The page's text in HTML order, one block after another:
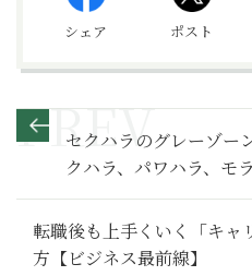
シェア ポスト
セクハラのグレーゾー
クハラ、パワハラ、モ
のマナー】
転職後も上手くいく「キャ
方【ビジネス最前線】